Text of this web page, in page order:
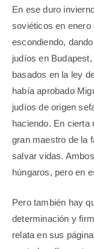
En ese duro
soviéticos en enero
escondiendo,
judíos en
basados en la ley
había aprobado
judíos de origen
haciendo. En cierta
gran maestro de la
salvar vidas.
húngaros, pero en
Pero también hay
determinación y
relata en sus